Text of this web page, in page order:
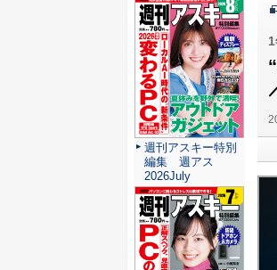
週刊アスキー特別
編集 週アス
2026July